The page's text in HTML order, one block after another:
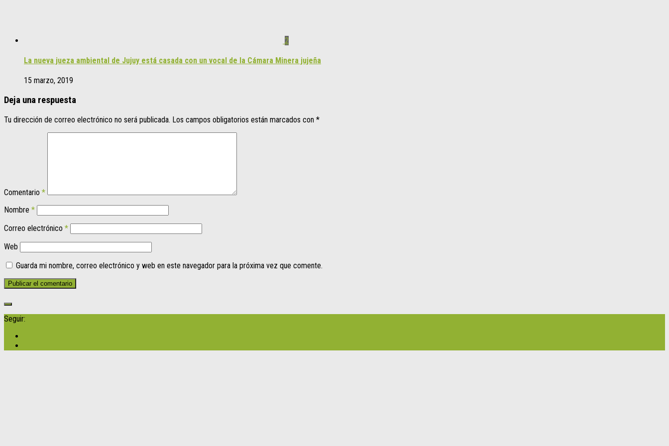
2
La nueva jueza ambiental de Jujuy está casada con un vocal de la Cámara Minera jujeña
15 marzo, 2019
Deja una respuesta
Tu dirección de correo electrónico no será publicada. Los campos obligatorios están marcados con *
Comentario *
Nombre *
Correo electrónico *
Web
Guarda mi nombre, correo electrónico y web en este navegador para la próxima vez que comente.
Seguir: